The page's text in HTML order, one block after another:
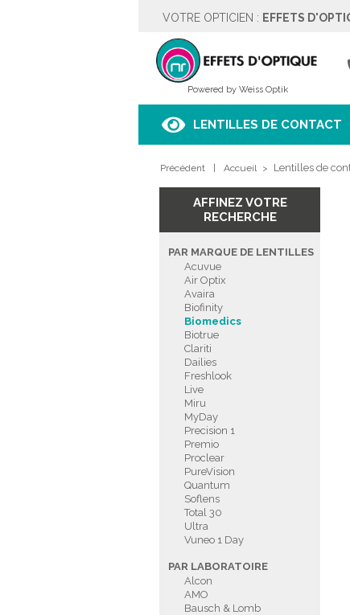
VOTRE OPTICIEN : EFFETS
Rue des Moulins 5
04257.67.37
Voir sur le plan
HORAIRES
Lundi
Fermé
Mercredi
9h00 à 18h00
9h00 à 18h00
Vendredi
9h00 à 18h00
Dimanche
PRENDRE RENDEZ-VOUS
Powered by Weiss Optik
LENTILLES DE CONTACT
Précédent Accueil > Lentilles de
AFFINEZ VOTRE
RECHERCHE
PAR MARQUE DE LENTILLES
Acuvue
Air Optix
Avaira
Biofinity
Biomedics
Biotrue
Clariti
Dailies
Freshlook
Live
Miru
MyDay
Precision 1
Premio
Proclear
PureVision
Quantum
Soflens
Total 30
Ultra
Vuneo 1 Day
PAR LABORATOIRE
Alcon
AMO
Bausch & Lomb